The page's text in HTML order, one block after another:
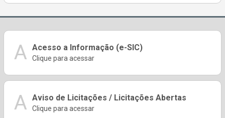
A Acesso a Informação (e-SIC)
Clique para acessar
A Aviso de Licitações / Licitações Abertas
Clique para acessar